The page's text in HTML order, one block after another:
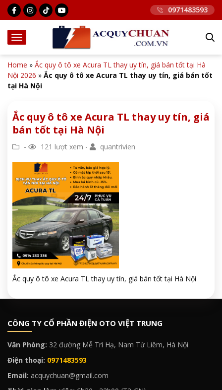
0971483593
Home » Ắc quy ô tô xe Acura TL thay uy tín, giá bán tốt tại Hà
Nội 2026 » Ắc quy ô tô xe Acura TL thay uy tín, giá bán tốt
tại Hà Nội
Ắc quy ô tô xe Acura TL thay uy tín, giá
bán tốt tại Hà Nội
- 121 lượt xem - quantrivien
Ắc quy ô tô xe Acura TL thay uy tín, giá bán tốt tại Hà Nội
CÔNG TY CỔ PHẦN ĐIỆN OTO VIỆT TRUNG
Văn Phòng: 32 đường Mễ Trì Hạ, Nam Từ Liêm, Hà Nội
Điện thoại: 0971483593
Email: acquychuan@gmail.com